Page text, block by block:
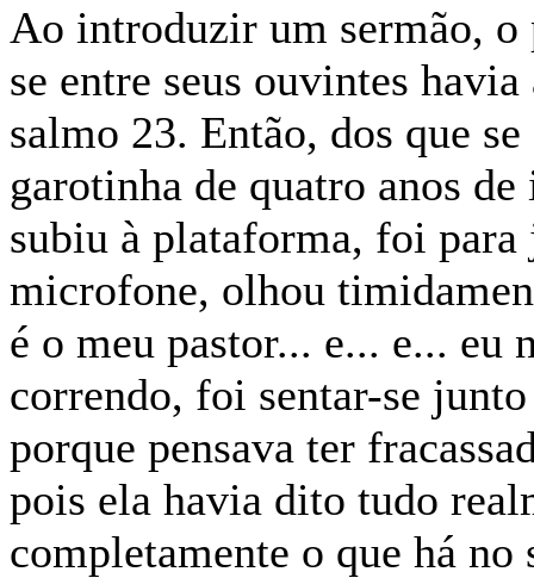
Ao introduzir um sermão, o
se entre seus ouvintes
salmo 23. Então, dos que
garotinha de quatro anos
subiu à plataforma, foi
microfone, olhou
é o meu pastor... e... e... eu
correndo, foi sentar-se
porque pensava ter
pois ela havia dito tudo
completamente o que há no